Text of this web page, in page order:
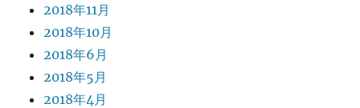
2018年11月
2018年10月
2018年6月
2018年5月
2018年4月